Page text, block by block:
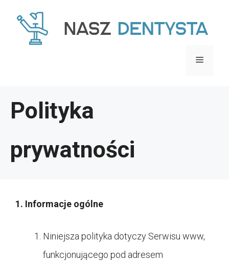
Menu
Polityka
prywatności
1. Informacje ogólne
Niniejsza polityka dotyczy Serwisu www,
funkcjonującego pod adresem